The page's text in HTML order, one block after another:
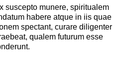
suscepto munere, spiritualem
habere atque in iis quae
spectant, curare diligenter
qualem futurum esse